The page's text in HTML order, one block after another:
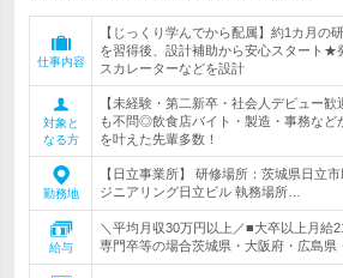
仕事内容
【じっくり学んでから配属】約1カ月の
を習得後、設計補助から安心スタート★
スカレーターなどを設計
対象と
なる方
【未経験・第二新卒・社会人デビュー
も不問◎飲食店バイト・製造・事務など
を叶えた先輩多数！
勤務地
【日立事業所】 研修場所：茨城県日立
ジニアリング日立ビル 執務場所…
給与
＼平均月収30万円以上／■大卒以上月給
専門卒等の場合茨城県・大阪府・広島県